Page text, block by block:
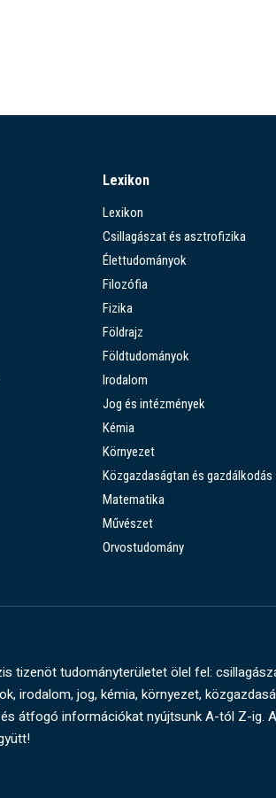
Lexikon
Lexikon
Csillagászat és asztrofizika
Élettudományok
Filozófia
Fizika
Földrajz
Földtudományok
Irodalom
Jog és intézmények
Kémia
Környezet
Közgazdaságtan és gazdálkodás
Matematika
Művészet
Orvostudomány
tizenöt tudományterületet ölel fel:
irodalom, jog, kémia, környezet,
átfogó információkat nyújtsunk A-tól Z-ig.